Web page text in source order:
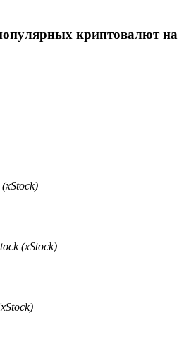
прибыль и гибкие проценты
криптовалют на
(xStock)